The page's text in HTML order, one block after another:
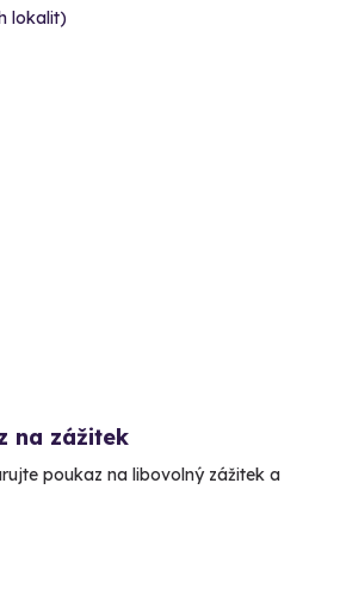
lokalit)
na zážitek
poukaz na libovolný zážitek a